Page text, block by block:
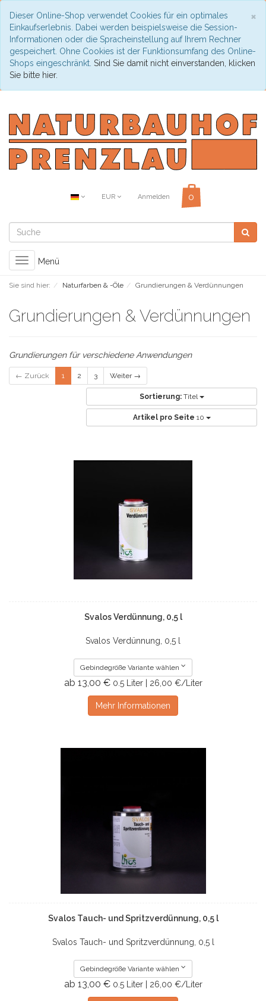
×
Dieser Online-Shop verwendet Cookies für ein optimales
Einkaufserlebnis. Dabei werden beispielsweise die Session-
Informationen oder die Spracheinstellung auf Ihrem Rechner
gespeichert. Ohne Cookies ist der Funktionsumfang des Online-
Shops eingeschränkt. Sind Sie damit nicht einverstanden, klicken
Sie bitte hier.
EUR Anmelden
Toggle
navigation
Menü
Sie sind hier: Naturfarben & -Öle Grundierungen & Verdünnungen
Grundierungen & Verdünnungen
Grundierungen für verschiedene Anwendungen
← Zurück 1 2 3 Weiter →
Sortierung: Titel
Artikel pro Seite 10
Svalos Verdünnung, 0,5 l
Svalos Verdünnung, 0,5 l
Gebindegröße Variante wählen
ab 13,00 € 0.5 Liter | 26,00 €/Liter
Mehr Informationen
Svalos Tauch- und Spritzverdünnung, 0,5 l
Svalos Tauch- und Spritzverdünnung, 0,5 l
Gebindegröße Variante wählen
ab 13,00 € 0.5 Liter | 26,00 €/Liter